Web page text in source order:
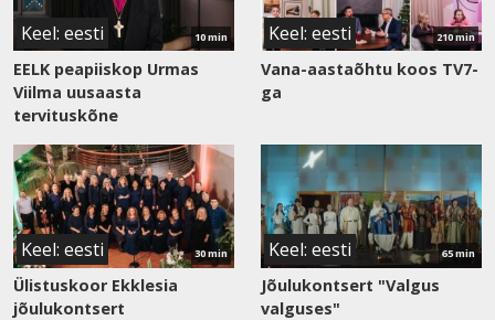
10 min
Keel: eesti
EELK peapiiskop Urmas
Viilma uusaasta
tervituskõne
210 min
Keel: eesti
Vana-aastaõhtu koos TV7-
ga
Vaata
saadet
30 min
Keel: eesti
Ülistuskoor Ekklesia
jõulukontsert
Vaata
saadet
65 min
Keel: eesti
Jõulukontsert "Valgus
valguses"